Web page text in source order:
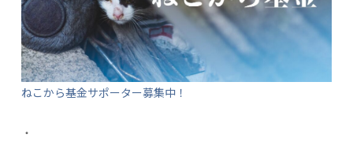
ねこから基金サポーター募集中！
・